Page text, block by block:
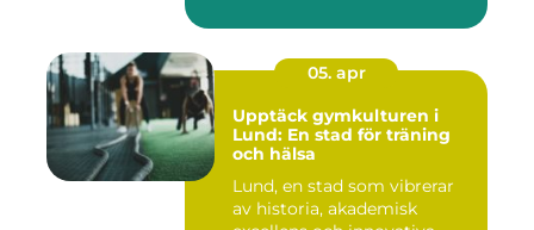
05. apr
Upptäck gymkulturen i
Lund: En stad för träning
och hälsa
Lund, en stad som vibrerar
av historia, akademisk